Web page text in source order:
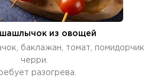
из овощей
баклажан, томат, помидорчик
черри.
разогрева.